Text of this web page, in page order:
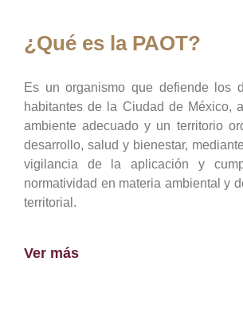
¿Qué es la PAOT?
Es un organismo que defiende los
habitantes de la Ciudad de México,
ambiente adecuado y un territorio
desarrollo, salud y bienestar,
vigilancia de la aplicación y
normatividad en materia ambiental y
territorial.
Ver más